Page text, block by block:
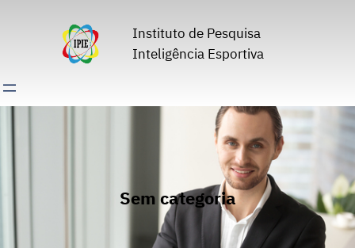
Instituto de Pesquisa
Inteligência Esportiva
Sem categoria